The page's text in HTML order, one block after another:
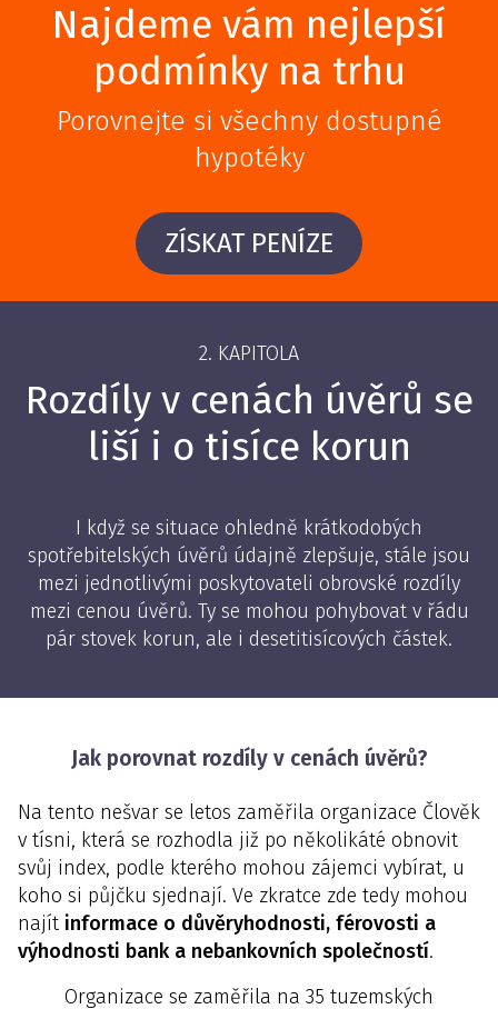
Najdeme vám nejlepší
podmínky na trhu
Porovnejte si všechny dostupné
hypotéky
ZÍSKAT PENÍZE
2. KAPITOLA
Rozdíly v cenách úvěrů se
liší i o tisíce korun
I když se situace ohledně krátkodobých
spotřebitelských úvěrů údajně zlepšuje, stále jsou
mezi jednotlivými poskytovateli obrovské rozdíly
mezi cenou úvěrů. Ty se mohou pohybovat v řádu
pár stovek korun, ale i desetitisícových částek.
Jak porovnat rozdíly v cenách úvěrů?
Na tento nešvar se letos zaměřila organizace Člověk
v tísni, která se rozhodla již po několikáté obnovit
svůj index, podle kterého mohou zájemci vybírat, u
koho si půjčku sjednají. Ve zkratce zde tedy mohou
najít informace o důvěryhodnosti, férovosti a
výhodnosti bank a nebankovních společností.
Organizace se zaměřila na 35 tuzemských